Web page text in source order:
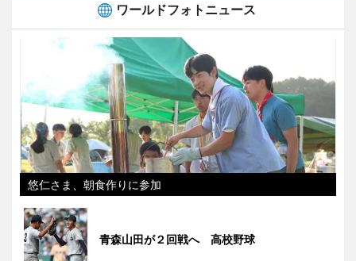
ワールドフォトニュース
悠仁さま、朝食作りに参加
青森山田が２回戦へ 高校野球